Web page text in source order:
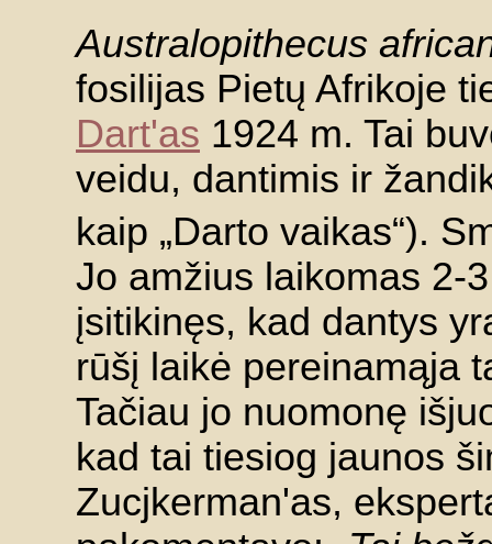
Australopithecus
fosilijas Pietų Afrikoje
Dart'as 1924 m. Tai
veidu, dantimis ir
kaip „Darto vaikas“).
Jo amžius laikomas 2-
įsitikinęs, kad dantys
rūšį laikė pereinamąja
Tačiau jo nuomonę
kad tai tiesiog jaunos
Zucjkerman'as,